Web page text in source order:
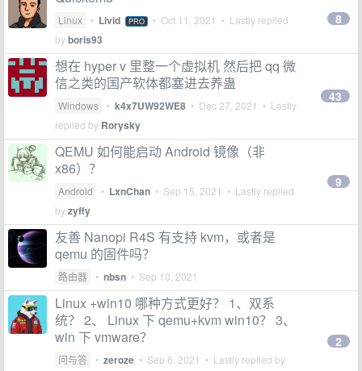
Linux • Livid PRO • Oct 11, 2021 • Lastly replied
byboris93
8
想在 hyper v 里整一个虚拟机 然后把 qq 微
信之类的国产软体都塞进去养蛊
Windows • k4x7UW92WE8 • Dec 27, 2021 • Lastly
replied by Rorysky
43
QEMU 如何能启动 Android 镜像（非
x86）？
Android • LxnChan • Sep 15, 2021 • Lastly replied
byzyffy
9
友善 Nanopi R4S 有支持 kvm，或者是
qemu 的固件吗？
路由器 • nbsn • Sep 10, 2021
Linux +win10 哪种方式更好？ 1、双系
统？ 2、 Linux 下 qemu+kvm win10？ 3、
win 下 vmware？
问与答 • zeroze • Sep 6, 2021 • Lastly replied by
2